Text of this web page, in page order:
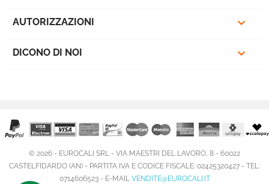
AUTORIZZAZIONI 
DICONO DI NOI 
© 2026 - EUROCALI SRL - VIA MAESTRI DEL LAVORO, 8 - 60022
CASTELFIDARDO (AN) - PARTITA IVA E CODICE FISCALE: 02425320427 - TEL:
0714606523 - E-MAIL VENDITE@EUROCALI.IT